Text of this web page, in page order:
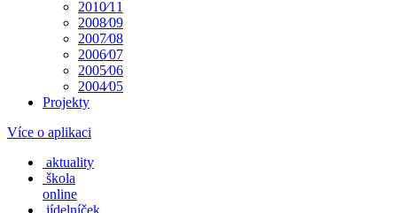
2010⁄11
2008⁄09
2007⁄08
2006⁄07
2005⁄06
2004⁄05
Projekty
Více o aplikaci
aktuality
škola
online
jídelníček